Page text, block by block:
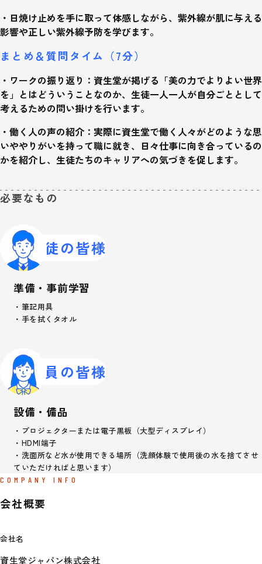
・日焼け止めを手に取って体感しながら、紫外線が肌に与える
影響や正しい紫外線予防を学びます。
まとめ＆質問タイム（7分）
・ワークの振り返り：資生堂が掲げる「美の力でよりよい世界
を」とはどういうことなのか、生徒一人一人が自分ごととして
考えるための問い掛けを行います。
・働く人の声の紹介：実際に資生堂で働く人々がどのような思
いややりがいを持って職に就き、日々仕事に向き合っているの
かを紹介し、生徒たちのキャリアへの気づきを促します。
必要なもの
生徒の皆様
準備・事前学習
・筆記用具
・手を拭くタオル
教員の皆様
設備・備品
・プロジェクターまたは電子黒板（大型ディスプレイ）
・HDMI端子
・洗面所など水が使用できる場所（洗顔体験で使用後の水を捨てさせ
ていただければと思います）
COMPANY INFO
会社概要
会社名
資生堂ジャパン株式会社